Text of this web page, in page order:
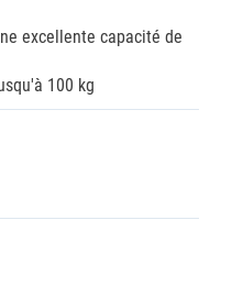
excellente capacité de
100 kg